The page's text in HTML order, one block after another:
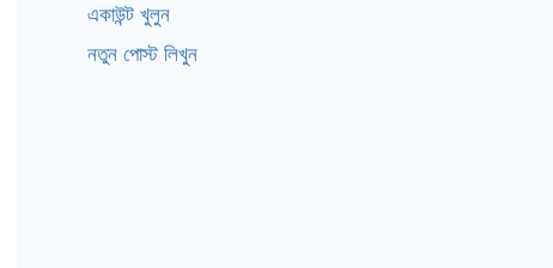
একাউন্ট খুলুন
নতুন পোস্ট লিখুন